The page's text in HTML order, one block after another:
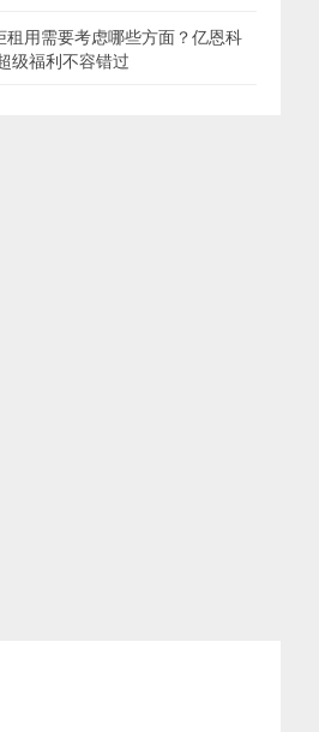
租用需要考虑哪些方面？亿恩科
级福利不容错过